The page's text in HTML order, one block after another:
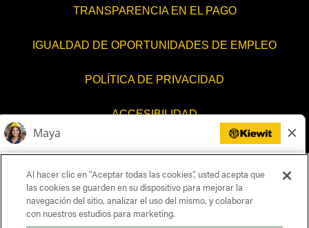
TRANSPARENCIA EN EL PAGO
IGUALDAD DE OPORTUNIDADES DE EMPLEO
POLÍTICA DE PRIVACIDAD
ACCESIBILIDAD
CONTÁCTENOS
CONFIGURACIÓN DE COOKIES
Al hacer clic en “Aceptar todas las cookies”, usted acepta que
las cookies se guarden en su dispositivo para mejorar la
navegación del sitio, analizar el uso del mismo, y colaborar
con nuestros estudios para marketing.